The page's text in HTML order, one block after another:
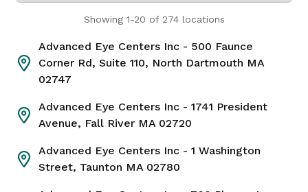
Advanced Eye Centers Inc
Teléfono
508-802-6770
1 de la calle Washington
Información sobre la ubicación
Showing 1-20 of 274 locations
Advanced Eye Centers Inc - 500 Faunce
Corner Rd, Suite 110, North Dartmouth MA
02747
Advanced Eye Centers Inc - 1741 President
Avenue, Fall River MA 02720
Advanced Eye Centers Inc - 1 Washington
Street, Taunton MA 02780